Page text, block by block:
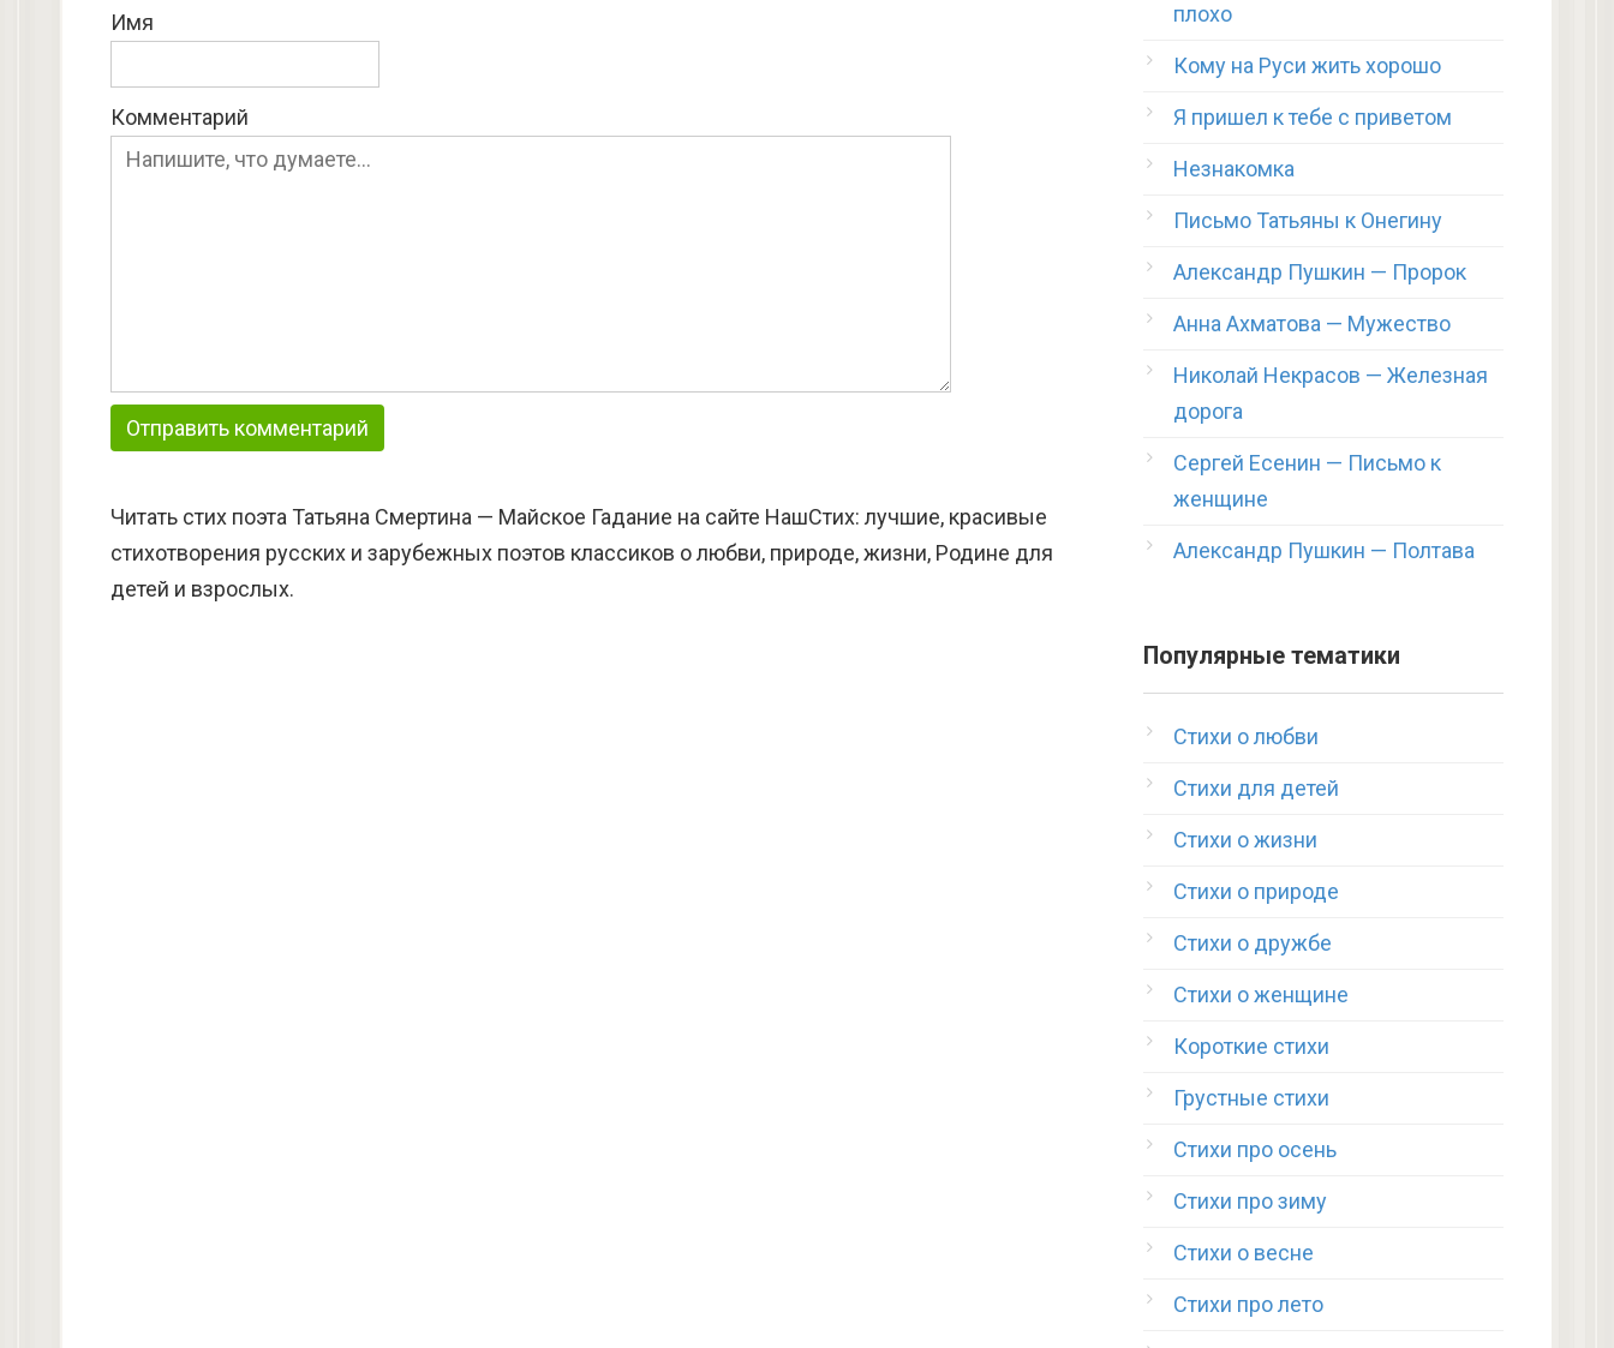
Имя
Комментарий
Читать стих поэта Татьяна Смертина — Майское Гадание на сайте НашСтих: лучшие, красивые
стихотворения русских и зарубежных поэтов классиков о любви, природе, жизни, Родине для
детей и взрослых.
плохо
Кому на Руси жить хорошо
Я пришел к тебе с приветом
Незнакомка
Письмо Татьяны к Онегину
Александр Пушкин — Пророк
Анна Ахматова — Мужество
Николай Некрасов — Железная
дорога
Сергей Есенин — Письмо к
женщине
Александр Пушкин — Полтава
Популярные тематики
Стихи о любви
Стихи для детей
Стихи о жизни
Стихи о природе
Стихи о дружбе
Стихи о женщине
Короткие стихи
Грустные стихи
Стихи про осень
Стихи про зиму
Стихи о весне
Стихи про лето